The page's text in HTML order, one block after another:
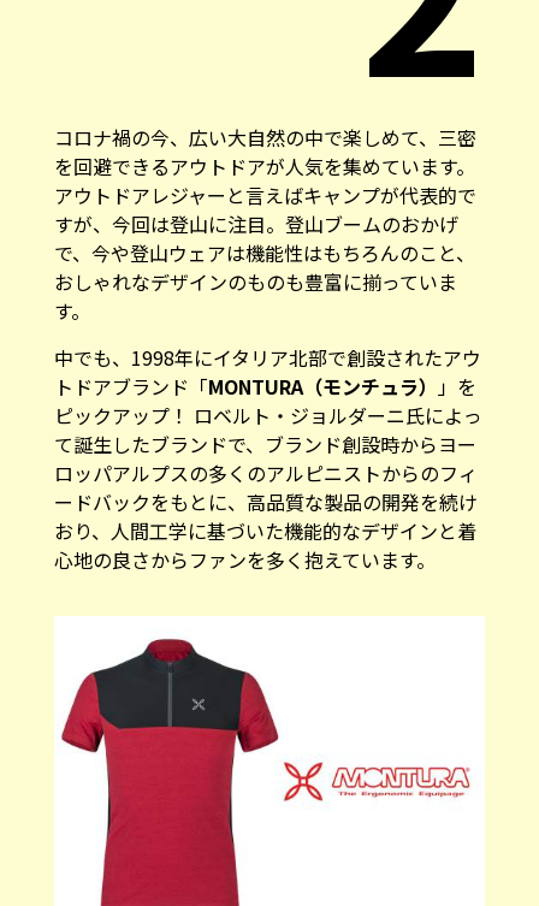
コロナ禍の今、広い大自然の中で楽しめて、三密
を回避できるアウトドアが人気を集めています。
アウトドアレジャーと言えばキャンプが代表的で
すが、今回は登山に注目。登山ブームのおかげ
で、今や登山ウェアは機能性はもちろんのこと、
おしゃれなデザインのものも豊富に揃っていま
す。
中でも、1998年にイタリア北部で創設されたアウ
トドアブランド「MONTURA（モンチュラ） 」を
ピックアップ！ ロベルト・ジョルダーニ氏によっ
て誕生したブランドで、ブランド創設時からヨー
ロッパアルプスの多くのアルピニストからのフィ
ードバックをもとに、高品質な製品の開発を続け
おり、人間工学に基づいた機能的なデザインと着
心地の良さからファンを多く抱えています。